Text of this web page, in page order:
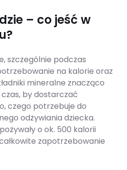
– co jeść w
szczególnie podczas
na kalorie oraz
mineralne znacząco
by dostarczać
czego potrzebuje do
odżywiania dziecka.
o ok. 500 kalorii
zapotrzebowanie